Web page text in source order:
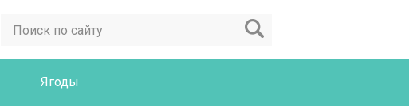
Ягоды